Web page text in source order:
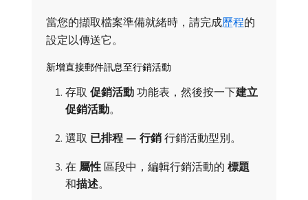
當您的擷取檔案準備就緒時，請完成歷程的
設定以傳送它。
新增直接郵件訊息至行銷活動
存取​ 促銷活動 ​功能表，然後按一下​建立
促銷活動。
選取​ 已排程 — 行銷 ​行銷活動型別。
在​ 屬性 ​區段中，編輯行銷活動的​ 標題
和​描述。